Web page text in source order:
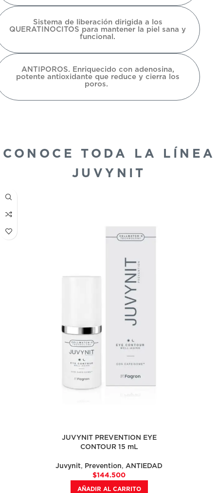
Sistema de liberación dirigida a los
QUERATINOCITOS para mantener la piel sana y
funcional.
ANTIPOROS. Enriquecido con adenosina,
potente antioxidante que reduce y cierra los
poros.
CONOCE TODA LA LÍNEA
JUVYNIT
JUVYNIT PREVENTION EYE
CONTOUR 15 mL
Juvynit, Prevention, ANTIEDAD
$144.500
AÑADIR AL CARRITO